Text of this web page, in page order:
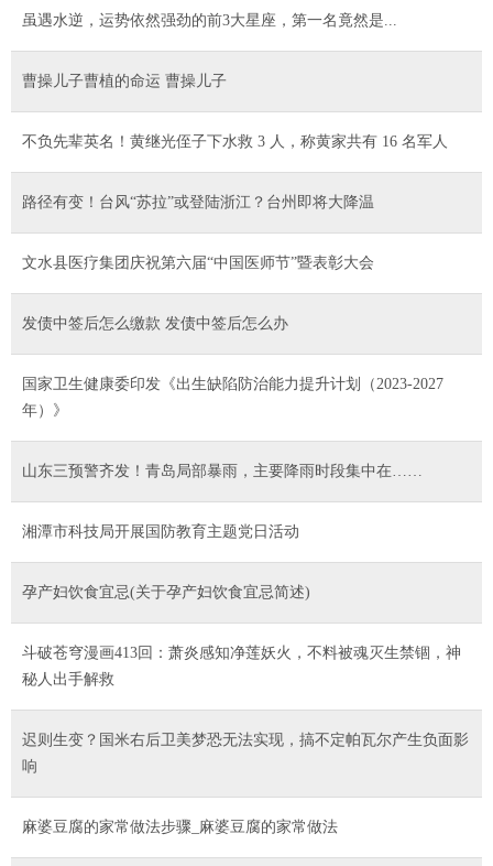
虽遇水逆，运势依然强劲的前3大星座，第一名竟然是...
曹操儿子曹植的命运 曹操儿子
不负先辈英名！黄继光侄子下水救 3 人，称黄家共有 16 名军人
路径有变！台风“苏拉”或登陆浙江？台州即将大降温
文水县医疗集团庆祝第六届“中国医师节”暨表彰大会
发债中签后怎么缴款 发债中签后怎么办
国家卫生健康委印发《出生缺陷防治能力提升计划（2023-2027
年）》
山东三预警齐发！青岛局部暴雨，主要降雨时段集中在……
湘潭市科技局开展国防教育主题党日活动
孕产妇饮食宜忌(关于孕产妇饮食宜忌简述)
斗破苍穹漫画413回：萧炎感知净莲妖火，不料被魂灭生禁锢，神
秘人出手解救
迟则生变？国米右后卫美梦恐无法实现，搞不定帕瓦尔产生负面影
响
麻婆豆腐的家常做法步骤_麻婆豆腐的家常做法